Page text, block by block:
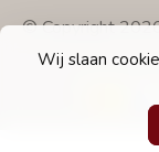
Wij slaan
© Copyright